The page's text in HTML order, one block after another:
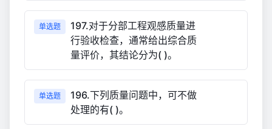
单选题
197.对于分部工程观感质量进
行验收检查，通常给出综合质
量评价，其结论分为( )。
单选题
196.下列质量问题中，可不做
处理的有( )。